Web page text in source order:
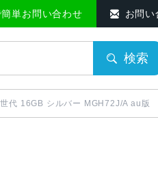
単お問い合わせ お問い
検索
代 16GB シルバー MGH72J/A au版